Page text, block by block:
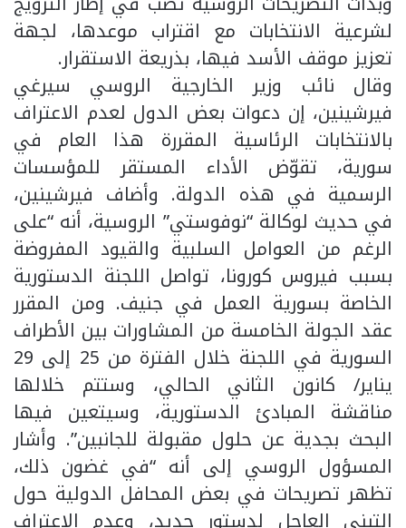
لشرعية الانتخابات مع اقتراب موعدها، لجهة
تعزيز موقف الأسد فيها، بذريعة الاستقرار.
وقال نائب وزير الخارجية الروسي سيرغي
فيرشينين، إن دعوات بعض الدول لعدم الاعتراف
بالانتخابات الرئاسية المقررة هذا العام في
سورية، تقوّض الأداء المستقر للمؤسسات
الرسمية في هذه الدولة. وأضاف فيرشينين،
في حديث لوكالة “نوفوستي” الروسية، أنه “على
الرغم من العوامل السلبية والقيود المفروضة
بسبب فيروس كورونا، تواصل اللجنة الدستورية
الخاصة بسورية العمل في جنيف. ومن المقرر
عقد الجولة الخامسة من المشاورات بين الأطراف
السورية في اللجنة خلال الفترة من 25 إلى 29
يناير/ كانون الثاني الحالي، وستتم خلالها
مناقشة المبادئ الدستورية، وسيتعين فيها
البحث بجدية عن حلول مقبولة للجانبين”. وأشار
المسؤول الروسي إلى أنه “في غضون ذلك،
تظهر تصريحات في بعض المحافل الدولية حول
التبني العاجل لدستور جديد، وعدم الاعتراف